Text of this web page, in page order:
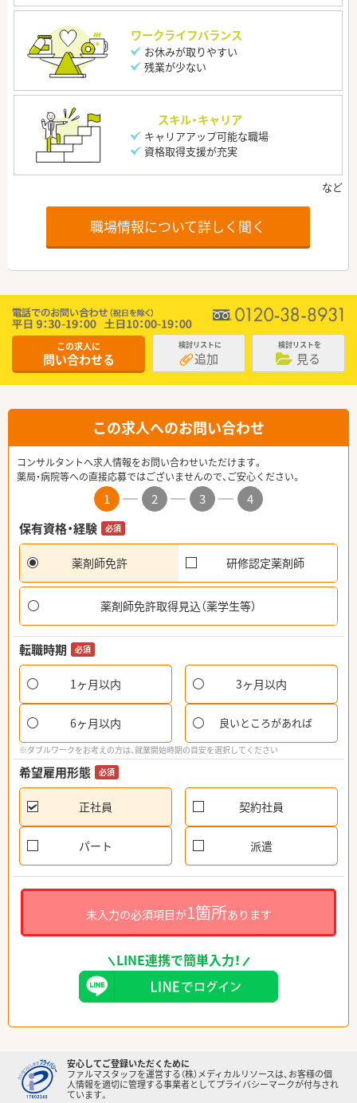
ワークライフバランス
お休みが取りやすい
残業が少ない
スキル・キャリア
キャリアアップ可能な職場
資格取得支援が充実
職場情報について詳しく聞く
この求人に
問い合わせる
検討リストに
追加
検討リストを
見る
この求人へのお問い合わせ
コンサルタントへ求人情報をお問い合わせいただけます。
薬局・病院等への直接応募ではございませんので、ご安心ください。
1 2 3
4
保有資格・経験
必須
薬剤師免許 研修認定薬剤師
薬剤師免許取得見込（薬学生等）
転職時期 必須
1ヶ月以内 3ヶ月以内
6ヶ月以内 良いところがあれば
※ダブルワークをお考えの方は、就業開始時期の目安を選択してください
希望雇用形態 必須
正社員 契約社員
パート 派遣
未入力の必須項目が1箇所あります
LINE連携で簡単入力！
安心してご登録いただくために
ファルマスタッフを運営する（株）メディカルリソースは、お客様の個
人情報を適切に管理する事業者としてプライバシーマークが付与され
ています。